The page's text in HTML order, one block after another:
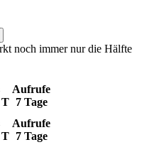
noch immer nur die Hälfte
T
Aufrufe
7 Tage
T
Aufrufe
7 Tage